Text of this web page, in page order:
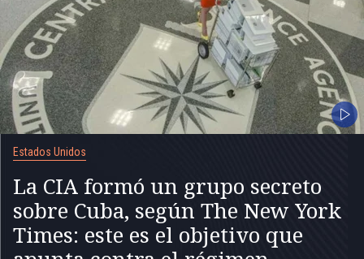
Estados Unidos
La CIA formó un grupo secreto
sobre Cuba, según The New York
Times: este es el objetivo que